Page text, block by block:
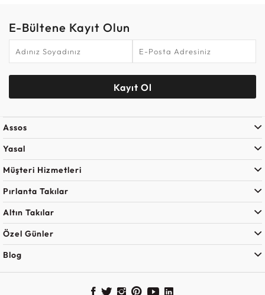
E-Bültene Kayıt Olun
Kayıt Ol
Assos
Yasal
Müşteri Hizmetleri
Pırlanta Takılar
Altın Takılar
Özel Günler
Blog